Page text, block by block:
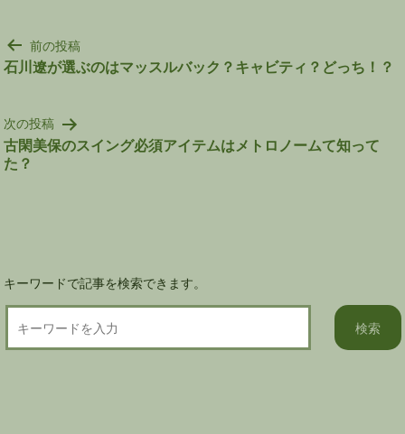
投
稿
ゲ
ー
シ
前の投稿
石川遼が選ぶのはマッスルバック？キャビティ？どっち！？
次の投稿
古閑美保のスイング必須アイテムはメトロノームて知って
た？
キーワードで記事を検索できます。